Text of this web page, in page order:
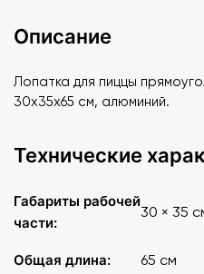
Описание
Лопатка для пиццы
30х35х65 см, алюминий.
Технические
Габариты рабочей
части:
30 × 35
Общая длина: 65 см